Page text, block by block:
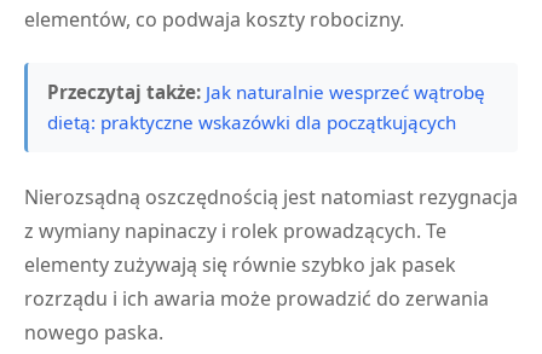
elementów, co podwaja koszty robocizny.
Przeczytaj także: Jak naturalnie wesprzeć wątrobę
dietą: praktyczne wskazówki dla początkujących
Nierozsądną oszczędnością jest natomiast rezygnacja
z wymiany napinaczy i rolek prowadzących. Te
elementy zużywają się równie szybko jak pasek
rozrządu i ich awaria może prowadzić do zerwania
nowego paska.